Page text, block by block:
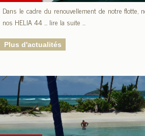
Dans le cadre du renouvellement de notre flotte,
nos HELIA 44 ... lire la suite ...
Plus d'actualités